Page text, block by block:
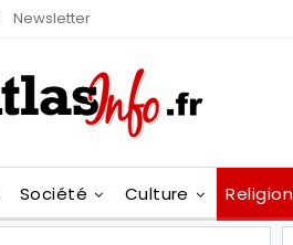
Newsletter
Société Culture Religion